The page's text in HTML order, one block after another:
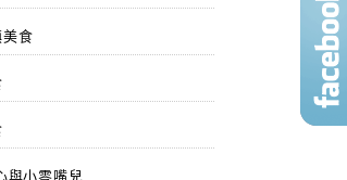
食
與小零嘴兒